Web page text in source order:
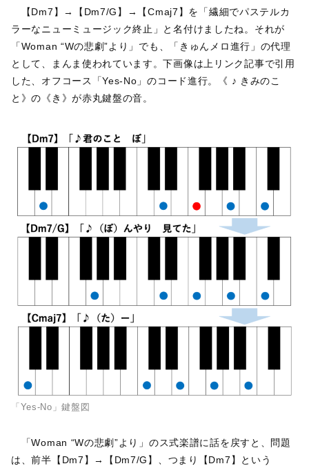
【Dm7】→【Dm7/G】→【Cmaj7】を「繊細でパステルカ
ラーなニューミュージック終止」と名付けましたね。それが
「Woman “Wの悲劇”より」でも、「きゅんメロ進行」の代理
として、まんま使われています。下画像は上リンク記事で引用
した、オフコース「Yes-No」のコード進行。《 ♪ きみのこ
と》の《き》が赤丸鍵盤の音。
「Yes-No」鍵盤図
「Woman “Wの悲劇”より」のス式楽譜に話を戻すと、問題
は、前半【Dm7】→【Dm7/G】、つまり【Dm7】という